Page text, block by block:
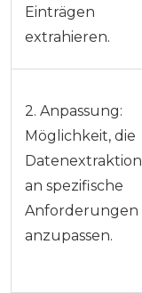
Einträgen
extrahieren.
2. Anpassung:
Möglichkeit, die
Datenextraktion
an spezifische
Anforderungen
anzupassen.